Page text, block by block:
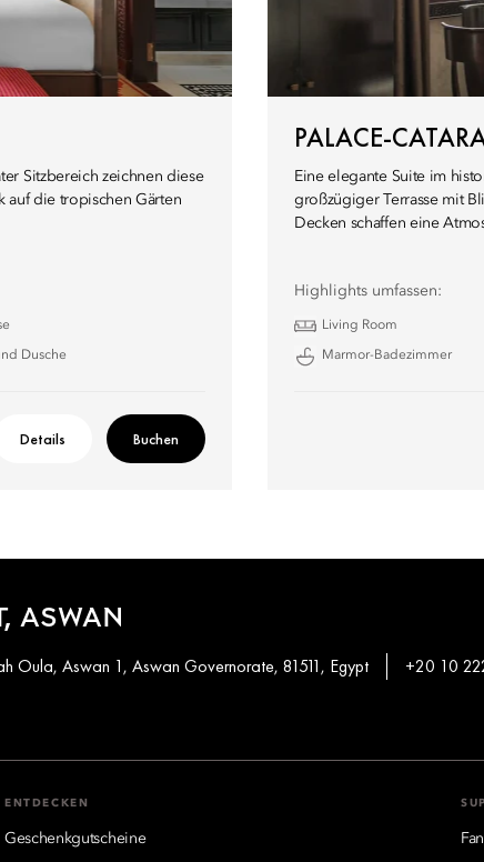
Sitzbereich zeichnen diese
auf die tropischen Gärten
Dusche
Details Buchen
PALACE-
Eine elegante Suite im
großzügiger Terrasse mit
Decken schaffen eine
Highlights umfassen:
Living Room
Marmor-Badezimmer
ASWAN
Oula, Aswan 1, Aswan Governorate, 81511, Egypt +20 10
ENTDECKEN
Geschenkgutscheine